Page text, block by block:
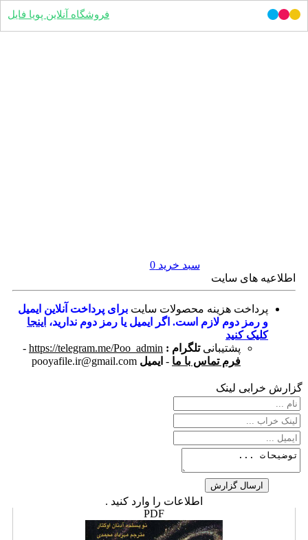
سبد خرید0
فروشگاه آنلاین پویا فایل
اطلاعیه های سایت
پرداخت هزینه محصولات سایت برای پرداخت آنلاین ایمیل
و رمز دوم لازم است. اگر ایمیل یا رمز دوم ندارید، اینجا
کلیک کنید
پشتیبانی تلگرام : https://telegram.me/Poo_admin
-
فرم تماس با ما - ایمیل pooyafile.ir@gmail.com
گزارش خرابی لینک
اطلاعات را وارد کنید .
PDF